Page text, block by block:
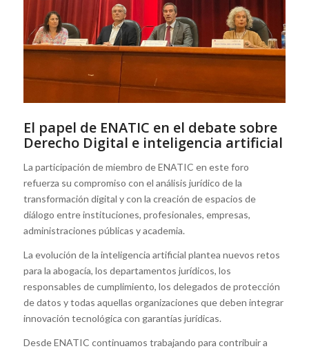
El papel de ENATIC en el debate sobre
Derecho Digital e inteligencia artificial
La participación de miembro de ENATIC en este foro
refuerza su compromiso con el análisis jurídico de la
transformación digital y con la creación de espacios de
diálogo entre instituciones, profesionales, empresas,
administraciones públicas y academia.
La evolución de la inteligencia artificial plantea nuevos retos
para la abogacía, los departamentos jurídicos, los
responsables de cumplimiento, los delegados de protección
de datos y todas aquellas organizaciones que deben integrar
innovación tecnológica con garantías jurídicas.
Desde ENATIC continuamos trabajando para contribuir a